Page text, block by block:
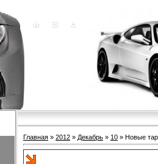
Главная » 2012 » Декабрь » 10 » Новые